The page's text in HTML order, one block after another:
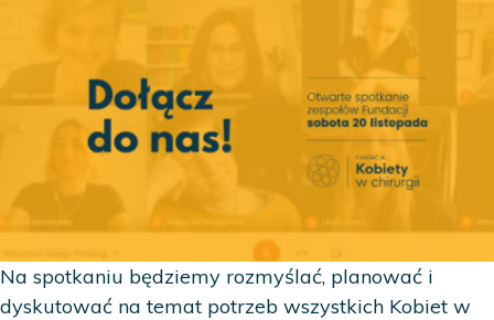
Na spotkaniu będziemy rozmyślać, planować i
dyskutować na temat potrzeb wszystkich Kobiet w